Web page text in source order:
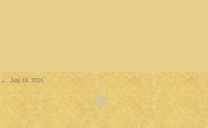
→ July 16, 2026